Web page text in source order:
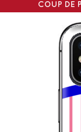
COUP DE